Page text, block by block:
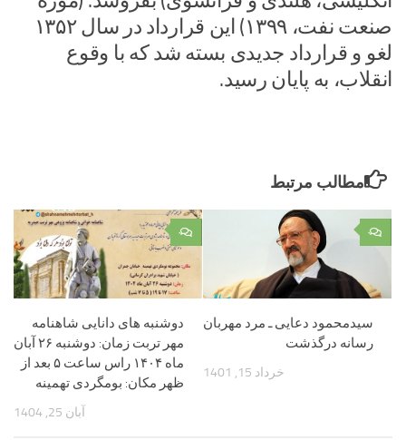
صنعت نفت، ۱۳۹۹) این قرارداد در سال ۱۳۵۲
لغو و قرارداد جدیدی بسته شد که با وقوع
انقلاب، به پایان رسید.
مطالب مرتبط
۰
دوشنبه های دانایی شاهنامه
مهر تربت زمان: دوشنبه ۲۶ آبان
ماه ۱۴۰۴ راس ساعت ۵ بعد از
ظهر مکان: بومگردی تهمینه
آبان 25, 1404
۰
سیدمحمود دعایی ـ مرد مهربان
رسانه درگذشت
خرداد 15, 1401